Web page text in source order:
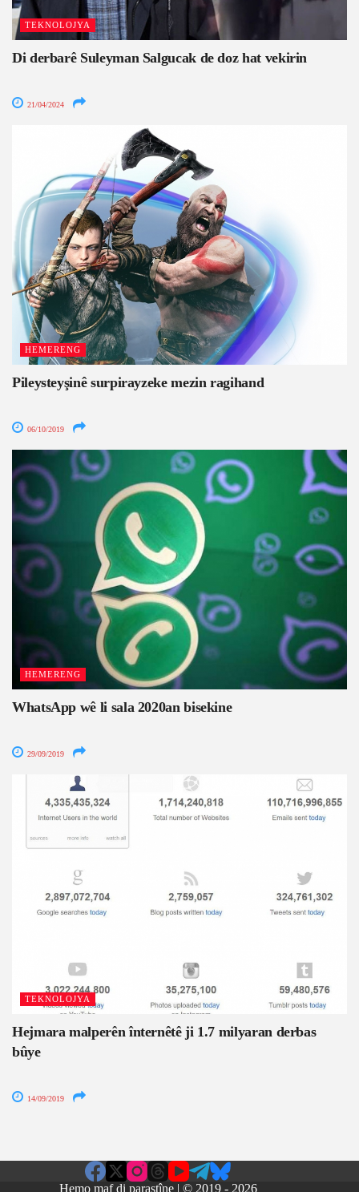
TEKNOLOJYA
Di derbarê Suleyman Salgucak de doz hat vekirin
21/04/2024
HEMERENG
Pileysteyşinê surpirayzeke mezin ragihand
06/10/2019
HEMERENG
WhatsApp wê li sala 2020an bisekine
29/09/2019
TEKNOLOJYA
Hejmara malperên înternêtê ji 1.7 milyaran derbas
bûye
14/09/2019
Hemo maf di parastîne | © 2019 - 2026